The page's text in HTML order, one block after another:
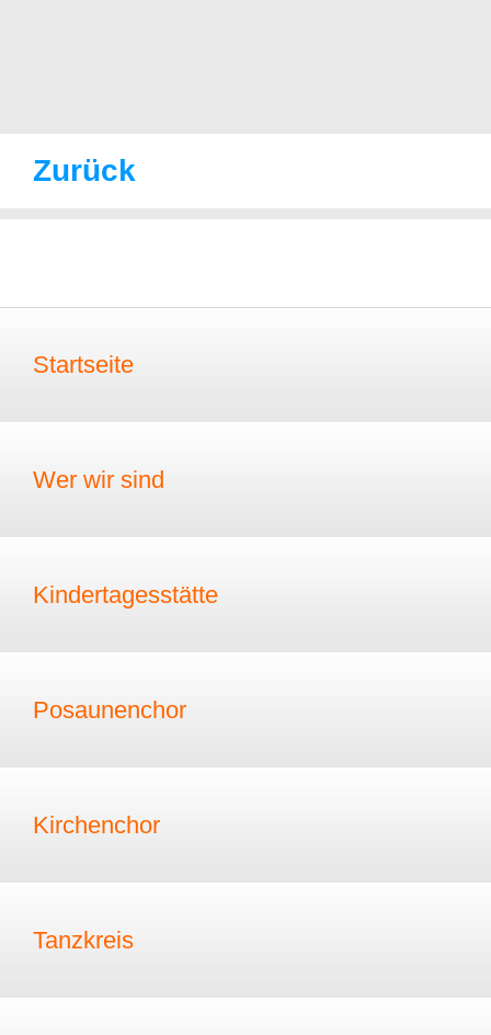
Zurück
Startseite
Wer wir sind
Kindertagesstätte
Posaunenchor
Kirchenchor
Tanzkreis